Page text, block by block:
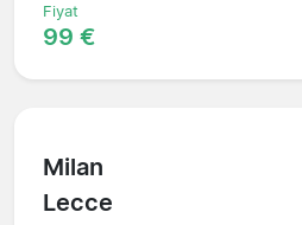
Fiyat
99 €
Milan
Lecce